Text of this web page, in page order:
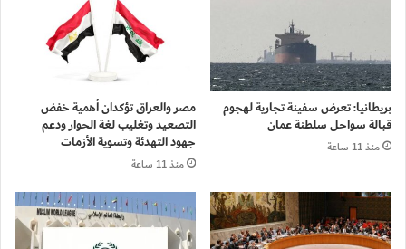
بريطانيا: تعرض سفينة تجارية لهجوم
قبالة سواحل سلطنة عمان
منذ 11 ساعة
مصر والعراق تؤكدان أهمية خفض
التصعيد وتغليب لغة الحوار ودعم
جهود التهدئة وتسوية الأزمات
منذ 11 ساعة